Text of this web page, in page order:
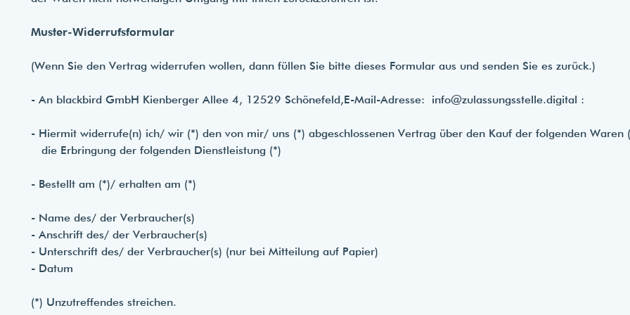
Muster-Widerrufsformular
(Wenn Sie den Vertrag widerrufen wollen, dann füllen Sie bitte dieses Formular aus und senden Sie es zurück.)
- An blackbird GmbH Kienberger Allee 4, 12529 Schönefeld,E-Mail-Adresse: info@zulassungsstelle.digital :
- Hiermit widerrufe(n) ich/ wir (*) den von mir/ uns (*) abgeschlossenen Vertrag über den Kauf der folgenden Waren
die Erbringung der folgenden Dienstleistung (*)
- Bestellt am (*)/ erhalten am (*)
- Name des/ der Verbraucher(s)
- Anschrift des/ der Verbraucher(s)
- Unterschrift des/ der Verbraucher(s) (nur bei Mitteilung auf Papier)
- Datum
(*) Unzutreffendes streichen.